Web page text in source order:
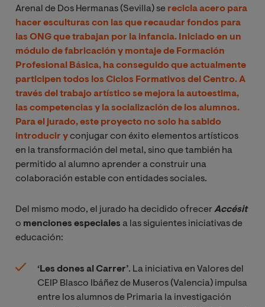
Arenal de Dos Hermanas (Sevilla) se recicla acero para
hacer esculturas con las que recaudar fondos para
las ONG que trabajan por la infancia. Iniciado en un
módulo de fabricación y montaje de Formación
Profesional Básica, ha conseguido que actualmente
participen todos los Ciclos Formativos del Centro. A
través del trabajo artístico se mejora la autoestima,
las competencias y la socialización de los alumnos.
Para el jurado, este proyecto no solo ha sabido
introducir yconjugar con éxito elementos artísticos
en la transformación del metal, sino que también ha
permitido al alumno aprender a construir una
colaboración estable con entidades sociales.
Del mismo modo, el jurado ha decidido ofrecerAccésit
o menciones especiales a las siguientes iniciativas de
educación:
‘Les dones al Carrer’. La iniciativa en Valores del
CEIP Blasco Ibáñez de Museros (Valencia) impulsa
entre los alumnos de Primaria la investigación